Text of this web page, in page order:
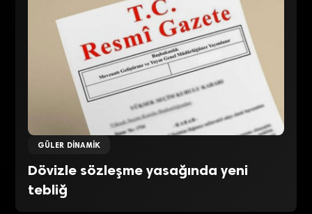
GÜLER DINAMIK
Dövizle sözleşme yasağında yeni
tebliğ